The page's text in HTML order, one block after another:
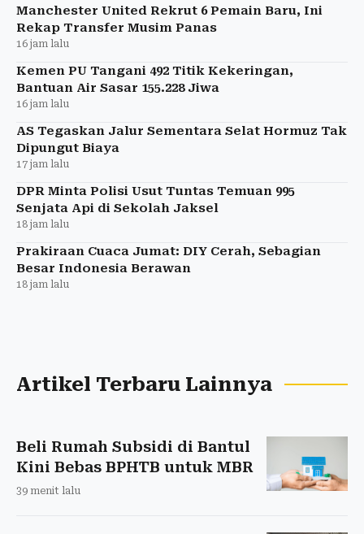
Manchester United Rekrut 6 Pemain Baru, Ini
Rekap Transfer Musim Panas
16 jam lalu
Kemen PU Tangani 492 Titik Kekeringan,
Bantuan Air Sasar 155.228 Jiwa
16 jam lalu
AS Tegaskan Jalur Sementara Selat Hormuz Tak
Dipungut Biaya
17 jam lalu
DPR Minta Polisi Usut Tuntas Temuan 995
Senjata Api di Sekolah Jaksel
18 jam lalu
Prakiraan Cuaca Jumat: DIY Cerah, Sebagian
Besar Indonesia Berawan
18 jam lalu
Artikel Terbaru Lainnya
Beli Rumah Subsidi di Bantul
Kini Bebas BPHTB untuk MBR
39 menit lalu